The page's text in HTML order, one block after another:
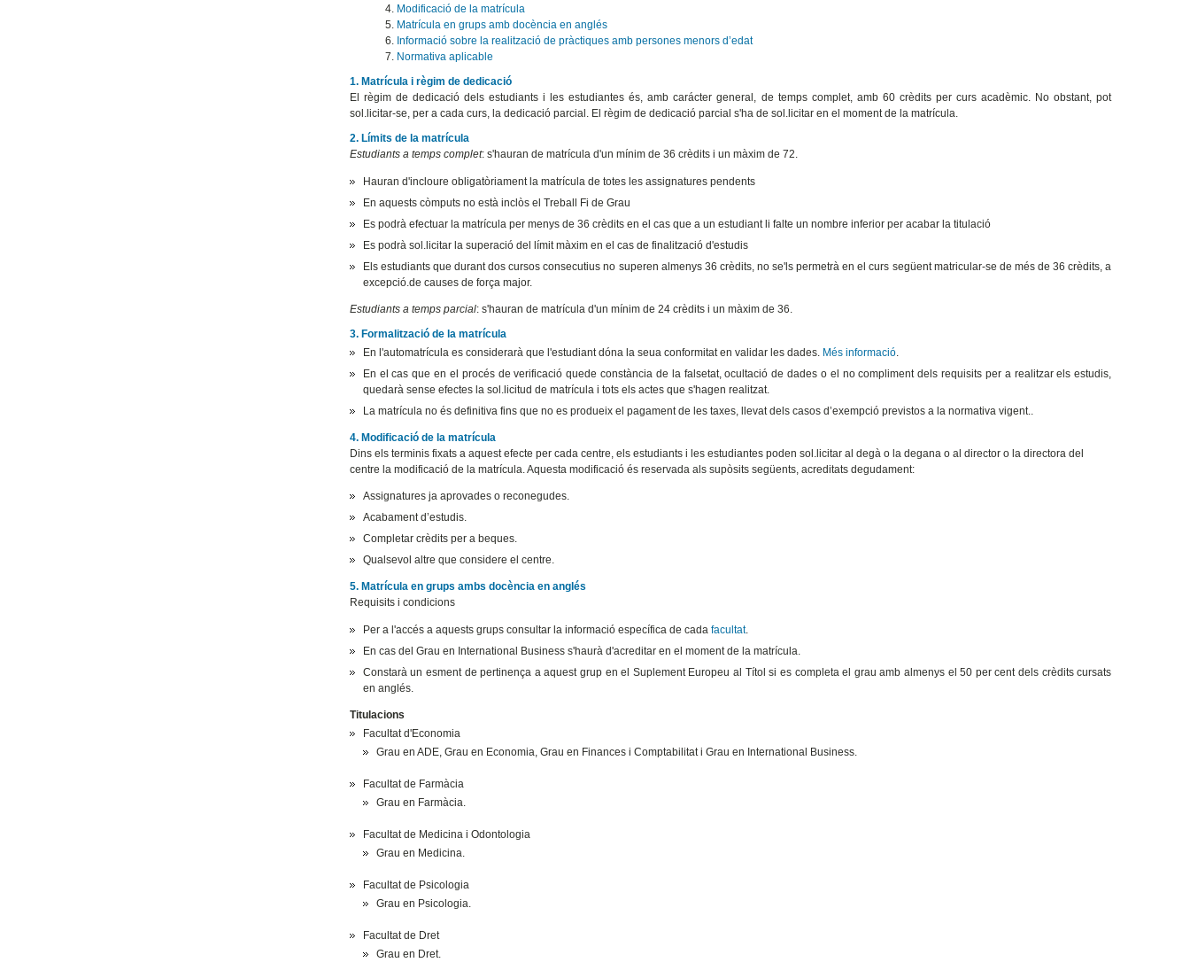
4. Modificació de la matrícula
5. Matrícula en grups amb docència en anglés
6. Informació sobre la realització de pràctiques amb persones menors d’edat
7. Normativa aplicable
1. Matrícula i règim de dedicació
El règim de dedicació dels estudiants i les estudiantes és, amb carácter general, de temps complet, amb 60 crèdits per curs acadèmic. No obstant, pot
sol.licitar-se, per a cada curs, la dedicació parcial. El règim de dedicació parcial s'ha de sol.licitar en el moment de la matrícula.
2. Límits de la matrícula
Estudiants a temps complet: s'hauran de matrícula d'un mínim de 36 crèdits i un màxim de 72.
Hauran d'incloure obligatòriament la matrícula de totes les assignatures pendents
En aquests còmputs no està inclòs el Treball Fi de Grau
Es podrà efectuar la matrícula per menys de 36 crèdits en el cas que a un estudiant li falte un nombre inferior per acabar la titulació
Es podrà sol.licitar la superació del límit màxim en el cas de finalització d'estudis
Els estudiants que durant dos cursos consecutius no superen almenys 36 crèdits, no se'ls permetrà en el curs següent matricular-se de més de 36 crèdits, a
excepció.de causes de força major.
Estudiants a temps parcial: s'hauran de matrícula d'un mínim de 24 crèdits i un màxim de 36.
3. Formalització de la matrícula
En l'automatrícula es considerarà que l'estudiant dóna la seua conformitat en validar les dades. Més informació.
En el cas que en el procés de verificació quede constància de la falsetat, ocultació de dades o el no compliment dels requisits per a realitzar els estudis,
quedarà sense efectes la sol.licitud de matrícula i tots els actes que s'hagen realitzat.
La matrícula no és definitiva fins que no es produeix el pagament de les taxes, llevat dels casos d’exempció previstos a la normativa vigent..
4. Modificació de la matrícula
Dins els terminis fixats a aquest efecte per cada centre, els estudiants i les estudiantes poden sol.licitar al degà o la degana o al director o la directora del
centre la modificació de la matrícula. Aquesta modificació és reservada als supòsits següents, acreditats degudament:
Assignatures ja aprovades o reconegudes.
Acabament d’estudis.
Completar crèdits per a beques.
Qualsevol altre que considere el centre.
5. Matrícula en grups ambs docència en anglés
Requisits i condicions
Per a l'accés a aquests grups consultar la informació específica de cada facultat.
En cas del Grau en International Business s'haurà d'acreditar en el moment de la matrícula.
Constarà un esment de pertinença a aquest grup en el Suplement Europeu al Títol si es completa el grau amb almenys el 50 per cent dels crèdits cursats
en anglés.
Titulacions
Facultat d'Economia
Grau en ADE, Grau en Economia, Grau en Finances i Comptabilitat i Grau en International Business.
Facultat de Farmàcia
Grau en Farmàcia.
Facultat de Medicina i Odontologia
Grau en Medicina.
Facultat de Psicologia
Grau en Psicologia.
Facultat de Dret
Grau en Dret.